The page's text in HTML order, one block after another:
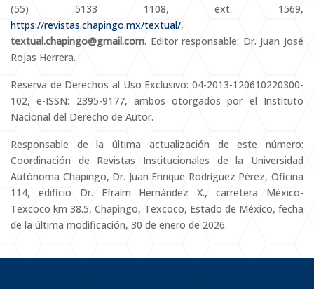
(55) 5133 1108, ext. 1569,
https://revistas.chapingo.mx/textual/,
textual.chapingo@gmail.com. Editor responsable: Dr. Juan José
Rojas Herrera.
Reserva de Derechos al Uso Exclusivo: 04-2013-120610220300-
102, e-ISSN: 2395-9177, ambos otorgados por el Instituto
Nacional del Derecho de Autor.
Responsable de la última actualización de este número:
Coordinación de Revistas Institucionales de la Universidad
Autónoma Chapingo, Dr. Juan Enrique Rodríguez Pérez, Oficina
114, edificio Dr. Efraím Hernández X., carretera México-
Texcoco km 38.5, Chapingo, Texcoco, Estado de México, fecha
de la última modificación, 30 de enero de 2026.